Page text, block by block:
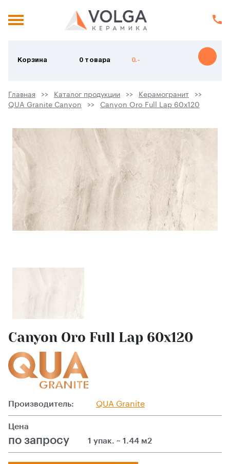
Корзина 0 товара 0.-
Главная Каталог продукции
Керамогранит
QUA Granite Canyon
Canyon Oro Full Lap 60х120
Canyon Oro Full Lap 60х120
Производитель: QUA Granite
Цена
по запросу 1 упак. ~ 1.44 м2